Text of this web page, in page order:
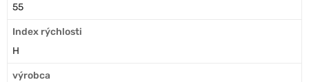
55
Index rýchlosti
H
výrobca